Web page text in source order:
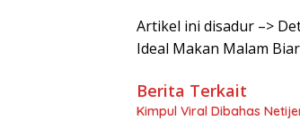
Artikel ini disadur –>
Ideal Makan Malam
Berita Terkait
Kimpul Viral Dibahas